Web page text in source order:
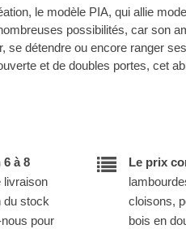
le modèle PIA, qui allie
possibilités, car son
se détendre ou encore ranger
et de doubles portes, cet
à 8
livraison
du stock
pour
Le prix
cloisons,
bois en